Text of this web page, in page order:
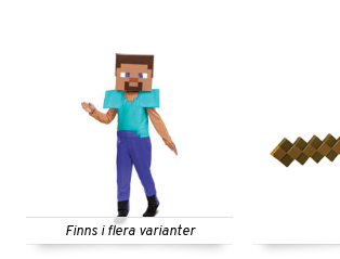
Finns i flera varianter